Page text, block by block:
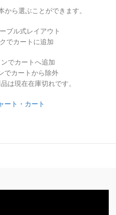
から選ぶことができます。
ブル式レイアウト
でカートに追加
でカートへ追加
でカートから除外
は現在在庫切れです。
ート・カート